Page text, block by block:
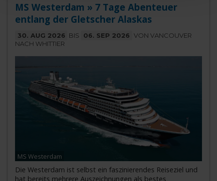
MS Westerdam » 7 Tage Abenteuer
entlang der Gletscher Alaskas
30. AUG 2026 BIS 06. SEP 2026 VON VANCOUVER
NACH WHITTIER
MS Westerdam
Die Westerdam ist selbst ein faszinierendes Reiseziel und
hat bereits mehrere Auszeichnungen als bestes